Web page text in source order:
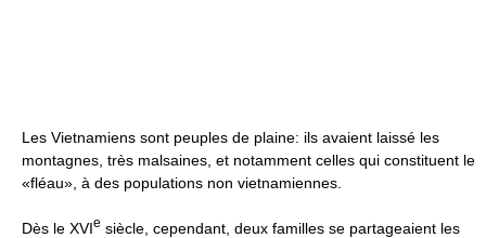
Les Vietnamiens sont peuples de plaine: ils avaient laissé les
montagnes, très malsaines, et notamment celles qui constituent le
«fléau», à des populations non vietnamiennes.
Dès le XVIe siècle, cependant, deux familles se partageaient les